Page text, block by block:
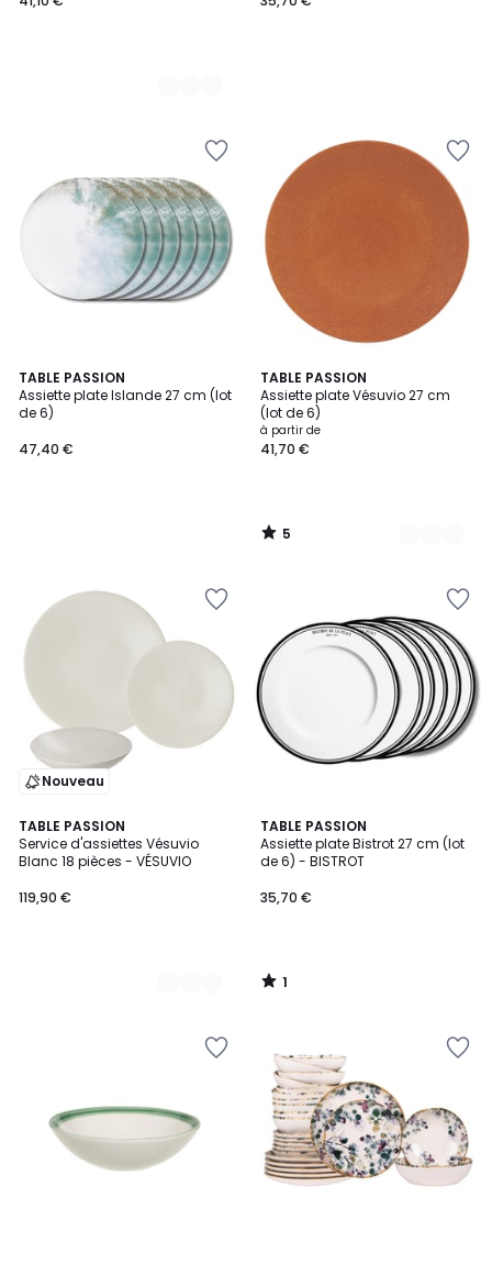
TABLE PASSION
Assiette plate Islande 27 cm (lot
de 6)
47,40 €
TABLE PASSION
Assiette plate Vésuvio 27 cm
(lot de 6)
à partir de
41,70 €
5
/
5
6
Couleurs
5
/
Nouveau
TABLE PASSION
Service d'assiettes Vésuvio
Blanc 18 pièces - VÉSUVIO
119,90 €
4
Couleurs
TABLE PASSION
Assiette plate Bistrot 27 cm (lot
de 6) - BISTROT
35,70 €
1
/
5
1
/